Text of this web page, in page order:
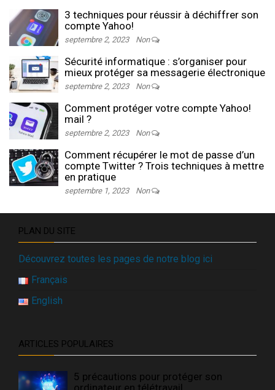
3 techniques pour réussir à déchiffrer son
compte Yahoo!
septembre 2, 2023 Non
Sécurité informatique : s’organiser pour
mieux protéger sa messagerie électronique
septembre 2, 2023 Non
Comment protéger votre compte Yahoo!
mail ?
septembre 2, 2023 Non
Comment récupérer le mot de passe d’un
compte Twitter ? Trois techniques à mettre
en pratique
septembre 1, 2023 Non
PLAN DU SITE
Découvrez toutes les pages de notre blog ici
Français
English
ARTICLES POPULAIRES
5 précautions pour protéger son